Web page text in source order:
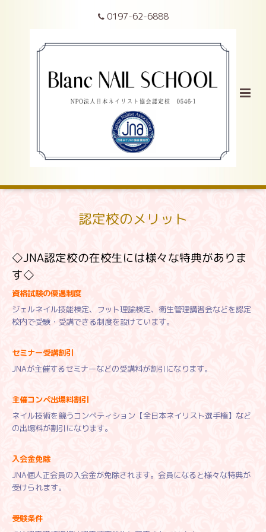
0197-62-6888
認定校のメリット
◇JNA認定校の在校生には様々な特典がありま
す◇
資格試験の優遇制度
ジェルネイル技能検定、フット理論検定、衛生管理講習会などを認定
校内で受験・受講できる制度を設けています。
セミナー受講割引
JNAが主催するセミナーなどの受講料が割引になります。
主催コンペ出場料割引
ネイル技術を競うコンペティション【全日本ネイリスト選手権】など
の出場料が割引になります。
入会金免除
JNA個人正会員の入会金が免除されます。会員になると様々な特典が
受けられます。
受験条件